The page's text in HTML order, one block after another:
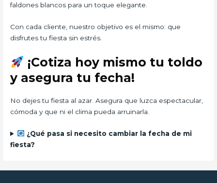
faldones blancos para un toque elegante.
Con cada cliente, nuestro objetivo es el mismo: que
disfrutes tu fiesta sin estrés.
¡Cotiza hoy mismo tu toldo
y asegura tu fecha!
No dejes tu fiesta al azar. Asegura que luzca espectacular,
cómoda y que ni el clima pueda arruinarla.
¿Qué pasa si necesito cambiar la fecha de mi
fiesta?